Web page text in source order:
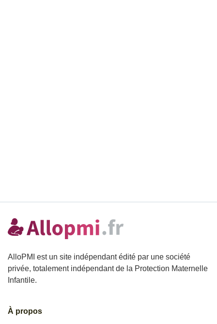
AlloPMI est un site indépendant édité par une société
privée, totalement indépendant de la Protection Maternelle
Infantile.
À propos